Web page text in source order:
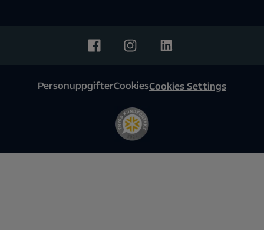
PersonuppgifterCookiesCookies Settings